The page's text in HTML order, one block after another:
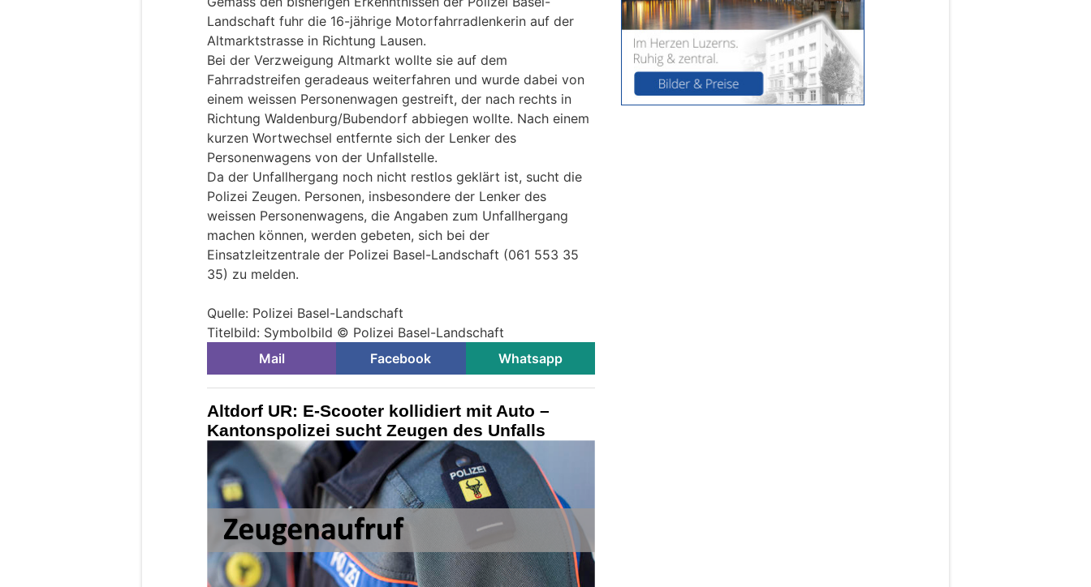
Landschaft fuhr die 16-jährige Motorfahrradlenkerin auf der
Altmarktstrasse in Richtung Lausen.
Bei der Verzweigung Altmarkt wollte sie auf dem
Fahrradstreifen geradeaus weiterfahren und wurde dabei von
einem weissen Personenwagen gestreift, der nach rechts in
Richtung Waldenburg/Bubendorf abbiegen wollte. Nach einem
kurzen Wortwechsel entfernte sich der Lenker des
Personenwagens von der Unfallstelle.
Da der Unfallhergang noch nicht restlos geklärt ist, sucht die
Polizei Zeugen. Personen, insbesondere der Lenker des
weissen Personenwagens, die Angaben zum Unfallhergang
machen können, werden gebeten, sich bei der
Einsatzleitzentrale der Polizei Basel-Landschaft (061 553 35
35) zu melden.
Quelle: Polizei Basel-Landschaft
Titelbild: Symbolbild © Polizei Basel-Landschaft
Mail
Facebook Whatsapp
Altdorf UR: E-Scooter kollidiert mit Auto –
Kantonspolizei sucht Zeugen des Unfalls